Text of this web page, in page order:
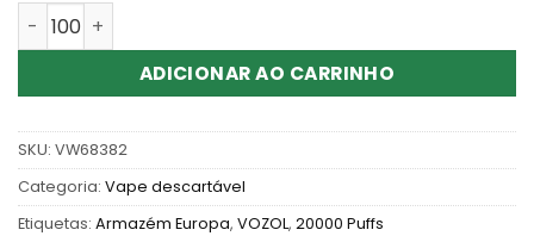
Quantidade de Wholesale Vozol Star 20000 Puffs
ADICIONAR AO CARRINHO
SKU: VW68382
Categoria: Vape descartável
Etiquetas: Armazém Europa, VOZOL, 20000 Puffs